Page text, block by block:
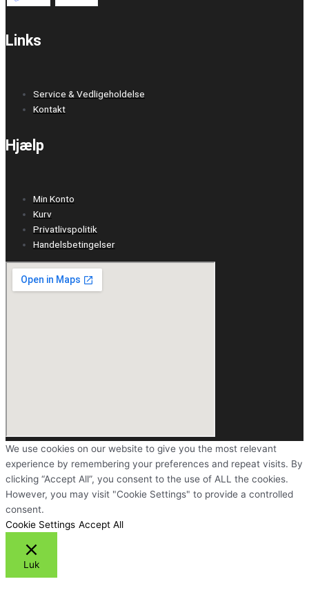
Links
Service & Vedligeholdelse
Kontakt
Hjælp
Min Konto
Kurv
Privatlivspolitik
Handelsbetingelser
We use cookies on our website to give you the most relevant
experience by remembering your preferences and repeat visits. By
clicking “Accept All”, you consent to the use of ALL the cookies.
However, you may visit "Cookie Settings" to provide a controlled
consent.
Cookie Settings Accept All
Luk